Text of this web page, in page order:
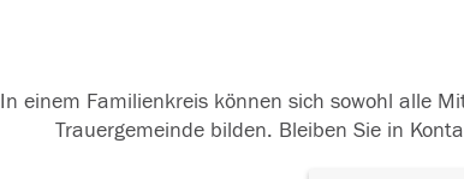
In einem Familienkreis können sich sowohl alle
Trauergemeinde bilden. Bleiben Sie in